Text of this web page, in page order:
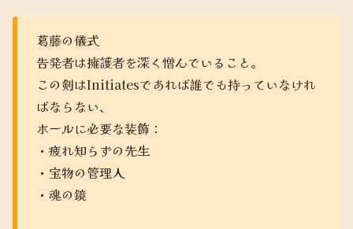
葛藤の儀式
告発者は擁護者を深く憎んでいること。
この剣はInitiatesであれば誰でも持っていなけれ
ばならない、
ホールに必要な装飾：
・疲れ知らずの先生
・宝物の管理人
・魂の鏡